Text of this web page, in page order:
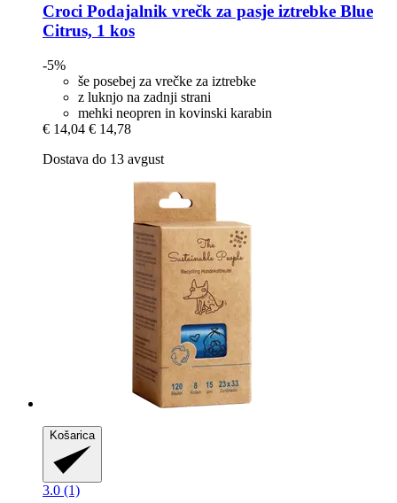
Croci Podajalnik vrečk za pasje iztrebke Blue
Citrus, 1 kos
-5%
še posebej za vrečke za iztrebke
z luknjo na zadnji strani
mehki neopren in kovinski karabin
€ 14,04 € 14,78
Dostava do 13 avgust
Košarica
3.0 (1)